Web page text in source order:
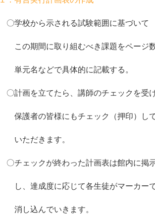
〇学校から示される試験範囲に基づいて
この期間に取り組むべき課題をページ
単元名などで具体的に記載する。
〇計画を立てたら、講師のチェックを受け
保護者の皆様にもチェック（押印）し
いただきます。
〇チェックが終わった計画表は館内に掲
し、達成度に応じて各生徒がマーカー
消し込んでいきます。